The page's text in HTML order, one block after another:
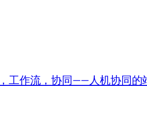
工作流，协同——人机协同